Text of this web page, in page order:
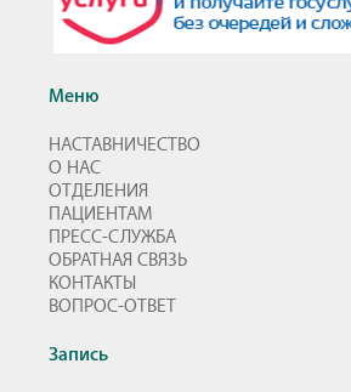
Меню
НАСТАВНИЧЕСТВО
О НАС
ОТДЕЛЕНИЯ
ПАЦИЕНТАМ
ПРЕСС-СЛУЖБА
ОБРАТНАЯ СВЯЗЬ
КОНТАКТЫ
ВОПРОС-ОТВЕТ
Запись